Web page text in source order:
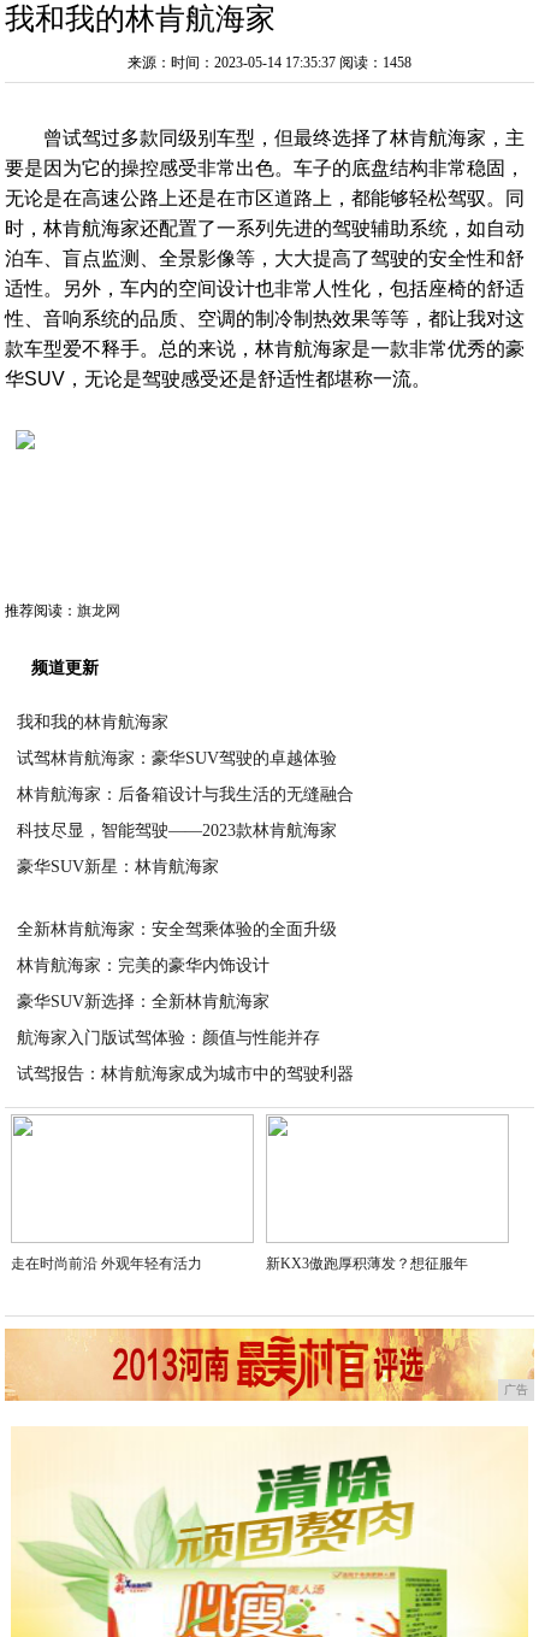
我和我的林肯航海家
来源：时间：2023-05-14 17:35:37 阅读：1458
曾试驾过多款同级别车型，但最终选择了林肯航海家，主
要是因为它的操控感受非常出色。车子的底盘结构非常稳固，
无论是在高速公路上还是在市区道路上，都能够轻松驾驭。同
时，林肯航海家还配置了一系列先进的驾驶辅助系统，如自动
泊车、盲点监测、全景影像等，大大提高了驾驶的安全性和舒
适性。另外，车内的空间设计也非常人性化，包括座椅的舒适
性、音响系统的品质、空调的制冷制热效果等等，都让我对这
款车型爱不释手。总的来说，林肯航海家是一款非常优秀的豪
华SUV，无论是驾驶感受还是舒适性都堪称一流。
推荐阅读：旗龙网
频道更新
我和我的林肯航海家
试驾林肯航海家：豪华SUV驾驶的卓越体验
林肯航海家：后备箱设计与我生活的无缝融合
科技尽显，智能驾驶——2023款林肯航海家
豪华SUV新星：林肯航海家
全新林肯航海家：安全驾乘体验的全面升级
林肯航海家：完美的豪华内饰设计
豪华SUV新选择：全新林肯航海家
航海家入门版试驾体验：颜值与性能并存
试驾报告：林肯航海家成为城市中的驾驶利器
2023-05-13
走在时尚前沿 外观年轻有活力 新KX3傲跑厚积薄发？想征服年
广告